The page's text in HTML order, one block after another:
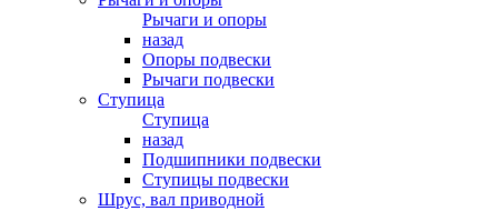
Рычаги и опоры
назад
Опоры подвески
Рычаги подвески
Ступица
Ступица
назад
Подшипники подвески
Ступицы подвески
Шрус, вал приводной